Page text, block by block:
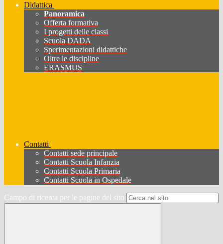
Didattica
Panoramica
Offerta formativa
I progetti delle classi
Scuola DADA
Sperimentazioni didattiche
Oltre le discipline
ERASMUS
Contatti
Contatti sede principale
Contatti Scuola Infanzia
Contatti Scuola Primaria
Contatti Scuola in Ospedale
Campo di ricerca per le pagine del sito